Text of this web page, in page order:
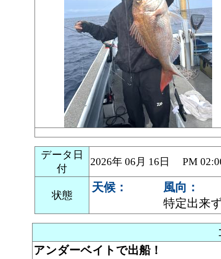
データ日
付
2026年 06月 16日 PM
状態
天候：
風向：
特定出来
アンダーベイトで出船！